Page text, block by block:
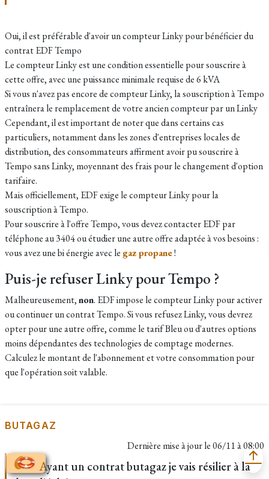
Oui, il est préférable d'avoir un compteur Linky pour bénéficier du
contrat EDF Tempo
Le compteur Linky est une condition essentielle pour souscrire à
cette offre, avec une puissance minimale requise de 6 kVA
Si vous n'avez pas encore de compteur Linky, la souscription à Tempo
entraînera le remplacement de votre ancien compteur par un Linky
Cependant, il est important de noter que dans certains cas
particuliers, notamment dans les zones d'entreprises locales de
distribution, des consommateurs affirment avoir pu souscrire à
Tempo sans Linky, moyennant des frais pour le changement d'option
tarifaire.
Mais officiellement, EDF exige le compteur Linky pour la
souscription à Tempo.
Pour souscrire à l'offre Tempo, vous devez contacter EDF par
téléphone au 3404 ou étudier une autre offre adaptée à vos besoins :
vous avez une bi énergie avec le gaz propane!
Puis-je refuser Linky pour Tempo ?
Malheureusement,non. EDF impose le compteur Linky pour activer
ou continuer un contrat Tempo. Si vous refusez Linky, vous devrez
opter pour une autre offre, comme le tarif Bleu ou d'autres options
moins dépendantes des technologies de comptage modernes.
Calculez le montant de l'abonnement et votre consommation pour
que l'opération soit valable.
BUTAGAZ
Dernière mise à jour le06/11 à 08:00
Ayant un contrat butagaz je vais résilier à la